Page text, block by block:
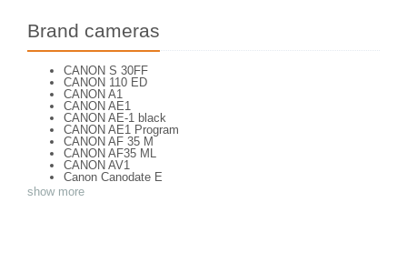
Brand cameras
CANON S 30FF
CANON 110 ED
CANON A1
CANON AE1
CANON AE-1 black
CANON AE1 Program
CANON AF 35 M
CANON AF35 ML
CANON AV1
Canon Canodate E
CANON Canonet QL 25
show more